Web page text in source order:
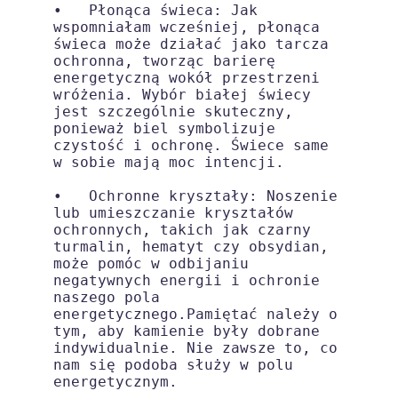
•   Płonąca świeca: Jak
wspomniałam wcześniej, płonąca
świeca może działać jako tarcza
ochronna, tworząc barierę
energetyczną wokół przestrzeni
wróżenia. Wybór białej świecy
jest szczególnie skuteczny,
ponieważ biel symbolizuje
czystość i ochronę. Świece same
w sobie mają moc intencji.
•   Ochronne kryształy: Noszenie
lub umieszczanie kryształów
ochronnych, takich jak czarny
turmalin, hematyt czy obsydian,
może pomóc w odbijaniu
negatywnych energii i ochronie
naszego pola
energetycznego.Pamiętać należy o
tym, aby kamienie były dobrane
indywidualnie. Nie zawsze to, co
nam się podoba służy w polu
energetycznym.